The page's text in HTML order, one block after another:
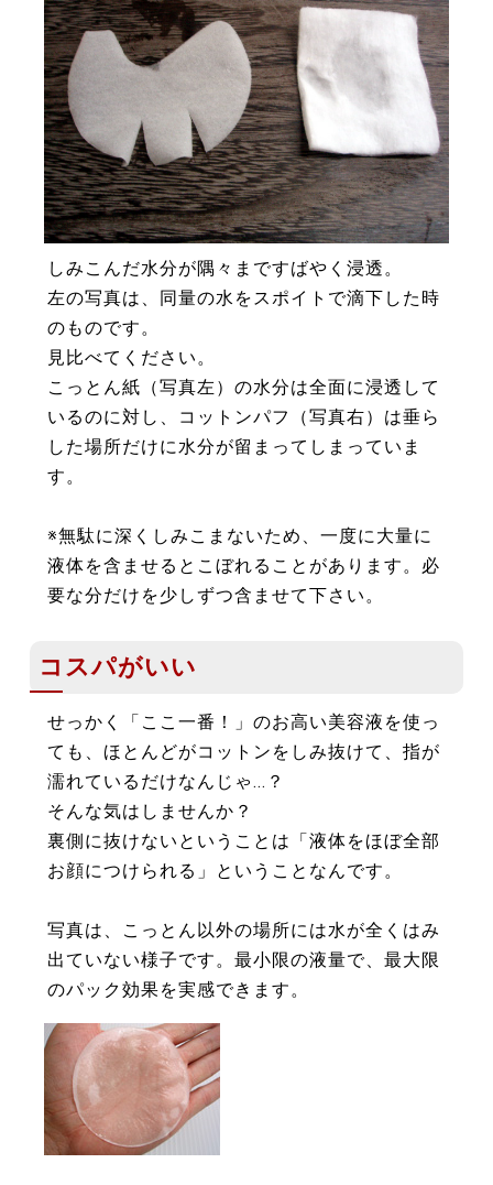
しみこんだ水分が隅々まですばやく浸透。
左の写真は、同量の水をスポイトで滴下した時
のものです。
見比べてください。
こっとん紙（写真左）の水分は全面に浸透して
いるのに対し、コットンパフ（写真右）は垂ら
した場所だけに水分が留まってしまっていま
す。
※無駄に深くしみこまないため、一度に大量に
液体を含ませるとこぼれることがあります。必
要な分だけを少しずつ含ませて下さい。
コスパがいい
せっかく「ここ一番！」のお高い美容液を使っ
ても、ほとんどがコットンをしみ抜けて、指が
濡れているだけなんじゃ...？
そんな気はしませんか？
裏側に抜けないということは「液体をほぼ全部
お顔につけられる」ということなんです。
写真は、こっとん以外の場所には水が全くはみ
出ていない様子です。最小限の液量で、最大限
のパック効果を実感できます。